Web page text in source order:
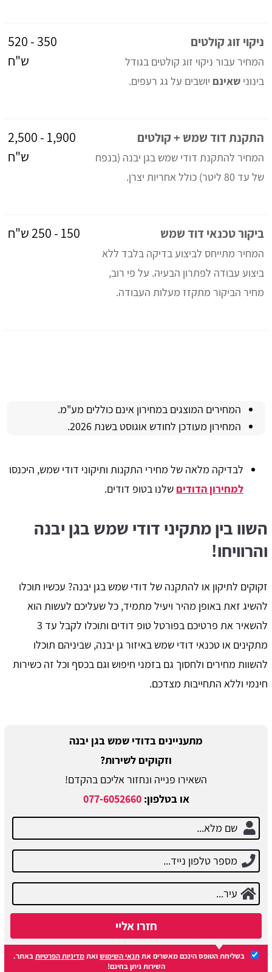
ניקוי זוג קולטים
המחיר עבור ניקוי זוג קולטים בגודל
בינוני שאינם יושבים על גג רעפים.
350 - 520
ש"ח
התקנת דוד שמש + קולטים
המחיר להתקנת דודי שמש בגן יבנה (בנפח
של עד 80 ליטר) כולל אחריות יצרן.
1,900 - 2,500
ש"ח
ביקור טכנאי דוד שמש
המחיר מתייחס לביצוע בדיקה בלבד ללא
ביצוע עבודה לפתרון הבעיה. על פי רוב,
מחיר הביקור מתקזז מעלות העבודה.
150 - 250 ש"ח
המחירים המוצגים במחירון אינם כוללים מע"מ.
המחירון מעודכן לחודש אוגוסט בשנת 2026.
לבדיקה מלאה של מחירי התקנות ותיקוני דודי שמש, היכנסו
למחירון הדודים שלנו בטופ דודים.
השוו בין מתקיני דודי שמש בגן יבנה
והרוויחו!
זקוקים לתיקון או להתקנה של דודי שמש בגן יבנה? עכשיו תוכלו
להשיג זאת באופן מהיר ויעיל מתמיד, כל שעליכם לעשות הוא
להשאיר את פרטיכם בפורטל טופ דודים ותוכלו לקבל עד 3
מתקינים או טכנאי דודי שמש באיזור גן יבנה, שביניהם תוכלו
להשוות מחירים ולחסוך גם בזמני חיפוש וגם בכסף וכל זה כשירות
חינמי וללא התחייבות מצדכם.
מתעניינים בדודי שמש בגן יבנה
וזקוקים לשירות?
השאירו פנייה ונחזור אליכם בהקדם!
או בטלפון:077-6052660
חזרו אליי
בשליחת הטופס הינכם מאשרים אתתנאי השימושואתמדיניות הפרטיותבאתר.
השירות ניתן בחינם!